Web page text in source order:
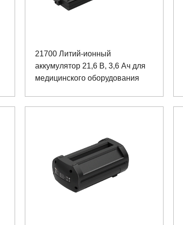
21700 Литий-ионный
аккумулятор 21,6 В, 3,6 Ач для
медицинского оборудования